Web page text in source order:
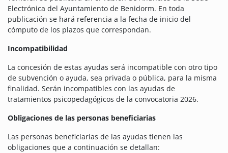
Electrónica del Ayuntamiento de Benidorm. En toda
publicación se hará referencia a la fecha de inicio del
cómputo de los plazos que correspondan.
Incompatibilidad
La concesión de estas ayudas será incompatible con otro tipo
de subvención o ayuda, sea privada o pública, para la misma
finalidad. Serán incompatibles con las ayudas de
tratamientos psicopedagógicos de la convocatoria 2026.
Obligaciones de las personas beneficiarias
Las personas beneficiarias de las ayudas tienen las
obligaciones que a continuación se detallan: